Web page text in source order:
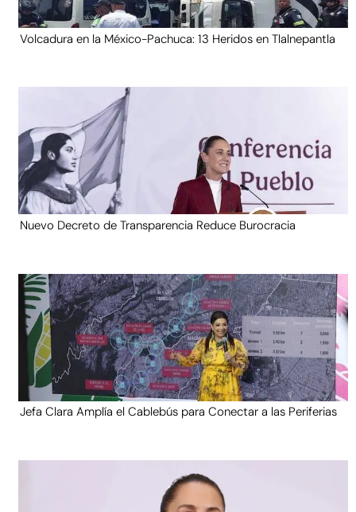
Volcadura en la México-Pachuca: 13 Heridos en Tlalnepantla
Nuevo Decreto de Transparencia Reduce Burocracia
Jefa Clara Amplía el Cablebús para Conectar a las Periferias